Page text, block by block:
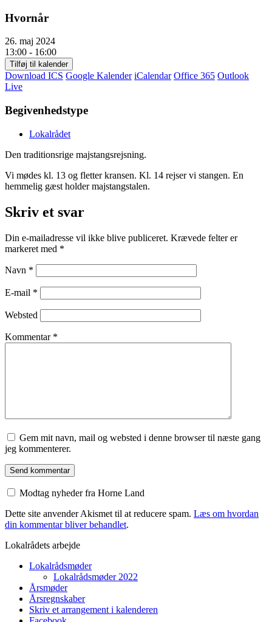
Hvornår
26. maj 2024
13:00 - 16:00
Tilføj til kalender
Download ICS Google Kalender iCalendar Office 365 Outlook
Live
Begivenhedstype
Lokalrådet
Den traditionsrige majstangsrejsning.
Vi mødes kl. 13 og fletter kransen. Kl. 14 rejser vi stangen. En
hemmelig gæst holder majstangstalen.
Skriv et svar
Din e-mailadresse vil ikke blive publiceret. Krævede felter er
markeret med *
Navn *
E-mail *
Websted
Kommentar *
Gem mit navn, mail og websted i denne browser til næste gang
jeg kommenterer.
Modtag nyheder fra Horne Land
Dette site anvender Akismet til at reducere spam. Læs om hvordan
din kommentar bliver behandlet.
Lokalrådets arbejde
Lokalrådsmøder
Lokalrådsmøder 2022
Årsmøder
Årsregnskaber
Skriv et arrangement i kalenderen